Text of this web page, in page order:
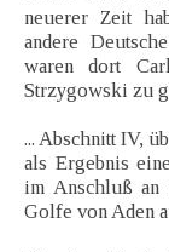
neuerer Zeit
andere
waren dort
Strzygowski zu
... Abschnitt IV,
als Ergebnis
im Anschluß an
Golfe von Aden